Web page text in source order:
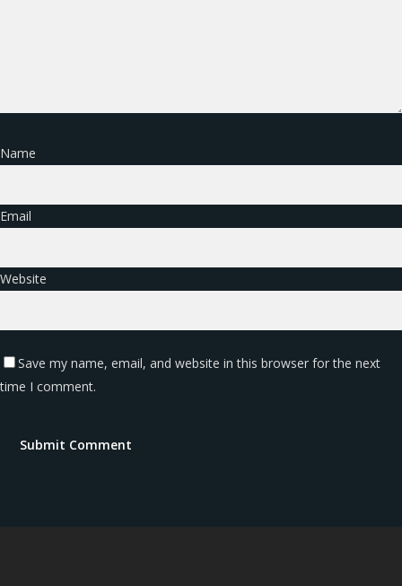
Name
Email
Website
Save my name, email, and website in this browser for the next
time I comment.